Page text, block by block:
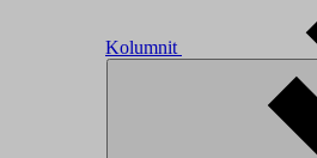
Kolumnit